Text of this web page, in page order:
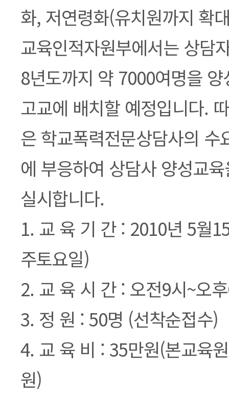
화, 저연령화(유치원까지 확
교육인적자원부에서는 상담
8년도까지 약 7000여명을
고교에 배치할 예정입니다.
은 학교폭력전문상담사의 수
에 부응하여 상담사 양성교
실시합니다.
1. 교 육 기 간 : 2010년 5월
주토요일)
2. 교 육 시 간 : 오전9시~오
3. 정 원 : 50명 (선착순접수)
4. 교 육 비 : 35만원(본교육
원)